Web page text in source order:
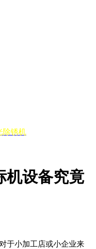
除锈机
机设备究竟
于小加工店或小企业来